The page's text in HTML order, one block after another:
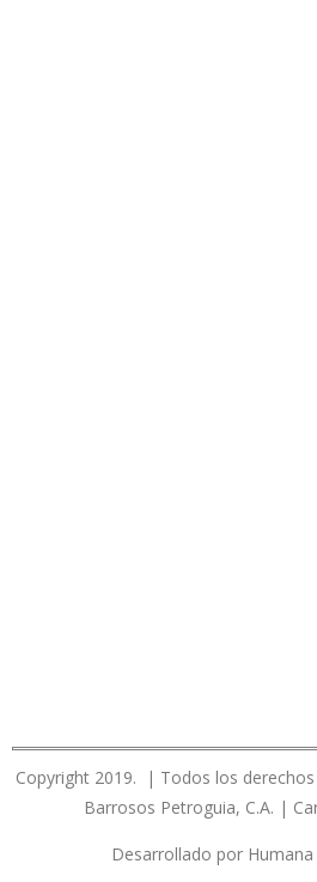
Copyright 2019. | Todos los
Barrosos Petroguia, C.A. |
Desarrollado por Humana